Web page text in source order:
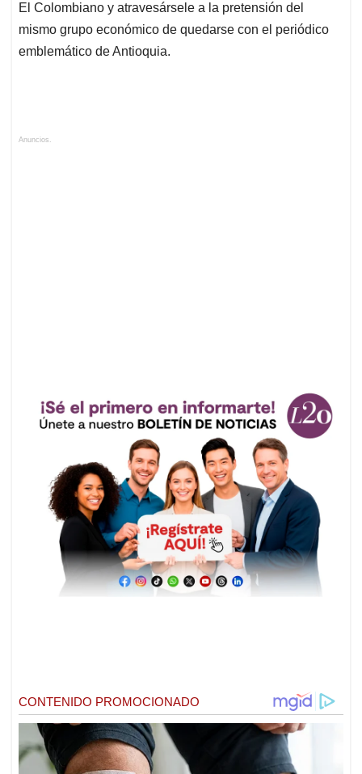
El Colombiano y atravesársele a la pretensión del
mismo grupo económico de quedarse con el periódico
emblemático de Antioquia.
Anuncios.